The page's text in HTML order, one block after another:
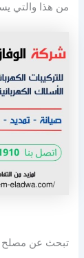
من هذا والتي
تبحث عن مصلح